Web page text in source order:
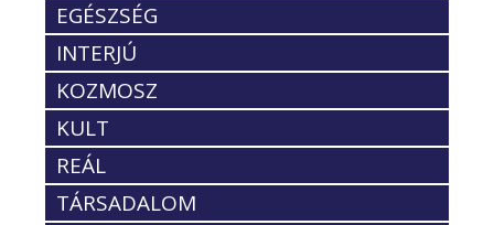
EGÉSZSÉG
INTERJÚ
KOZMOSZ
KULT
REÁL
TÁRSADALOM